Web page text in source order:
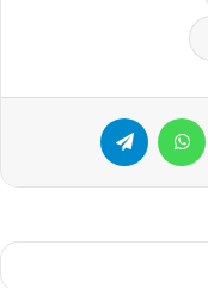
ماسنجر واتساب